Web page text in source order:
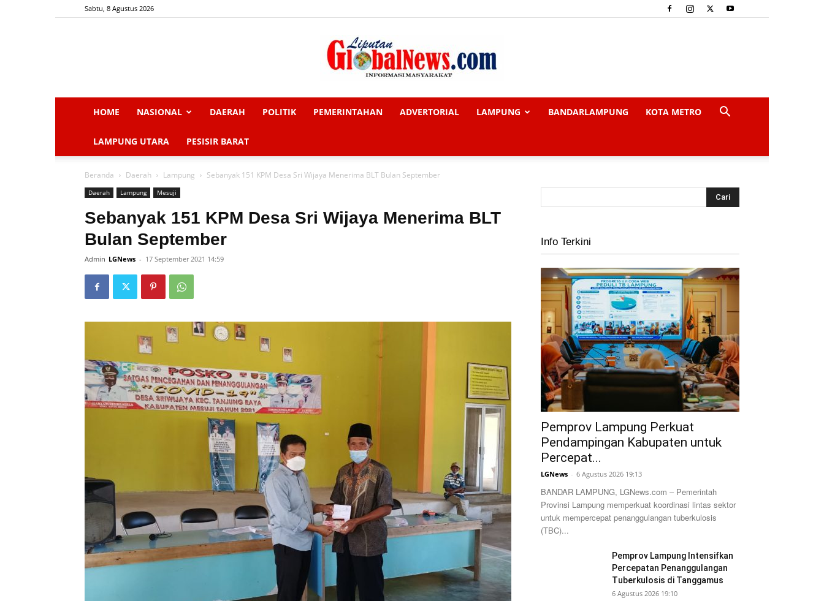
Sabtu, 8 Agustus 2026
HOME NASIONAL DAERAH POLITIK PEMERINTAHAN ADVERTORIAL LAMPUNG BANDARLAMPUNG KOTA METRO
LAMPUNG UTARA PESISIR BARAT
Beranda Daerah Lampung Sebanyak 151 KPM Desa Sri Wijaya Menerima BLT Bulan September
Daerah Lampung Mesuji
Sebanyak 151 KPM Desa Sri Wijaya Menerima BLT
Bulan September
Admin LGNews - 17 September 2021 14:59
Info Terkini
Pemprov Lampung Perkuat
Pendampingan Kabupaten untuk
Percepat...
LGNews - 6 Agustus 2026 19:13
BANDAR LAMPUNG, LGNews.com – Pemerintah
Provinsi Lampung memperkuat koordinasi lintas sektor
untuk mempercepat penanggulangan tuberkulosis
(TBC)...
Pemprov Lampung Intensifkan
Percepatan Penanggulangan
Tuberkulosis di Tanggamus
6 Agustus 2026 19:10